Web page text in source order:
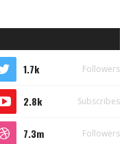
1.7k Followers
2.8k Subscribes
7.3m Followers